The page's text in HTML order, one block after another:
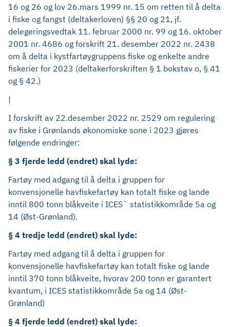
16 og 26 og lov 26.mars 1999 nr. 15 om retten til å delta
i fiske og fangst (deltakerloven) §§ 20 og 21, jf.
delegeringsvedtak 11. februar 2000 nr. 99 og 16. oktober
2001 nr. 4686 og forskrift 21. desember 2022 nr. 2438
om å delta i kystfartøygruppens fiske og enkelte andre
fiskerier for 2023 (deltakerforskriften § 1 bokstav o, § 41
og § 42.)
|
I forskrift av 22.desember 2022 nr. 2529 om regulering
av fiske i Grønlands økonomiske sone i 2023 gjøres
følgende endringer:
§ 3 fjerde ledd (endret) skal lyde:
Fartøy med adgang til å delta i gruppen for
konvensjonelle havfiskefartøy kan totalt fiske og lande
inntil 800 tonn blåkveite i ICES` statistikkområde 5a og
14 (Øst-Grønland).
§ 4 tredje ledd (endret) skal lyde:
Fartøy med adgang til å delta i gruppen for
konvensjonelle havfiskefartøy kan totalt fiske og lande
inntil 370 tonn blåkveite, hvorav 200 tonn er garantert
kvantum, i ICES statistikkområde 5a og 14 (Øst-
Grønland)
§ 4 fjerde ledd (endret) skal lyde: